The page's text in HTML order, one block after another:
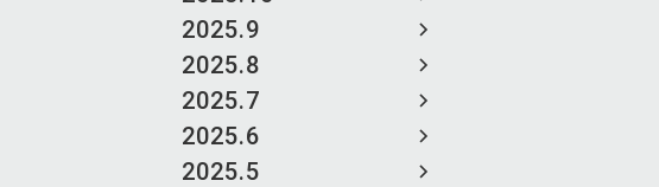
2025.9
2025.8
2025.7
2025.6
2025.5